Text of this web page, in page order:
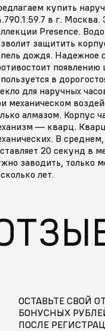
купить
в г.
Presence.
защитить
дождя. Надежное
в
для наручных
механическом
алмазом. Корпус
— кварц.
В
20 секунд в
заводить, только
лет.
ОСТАВЬТЕ СВОЙ
БОНУСНЫХ
ПОСЛЕ